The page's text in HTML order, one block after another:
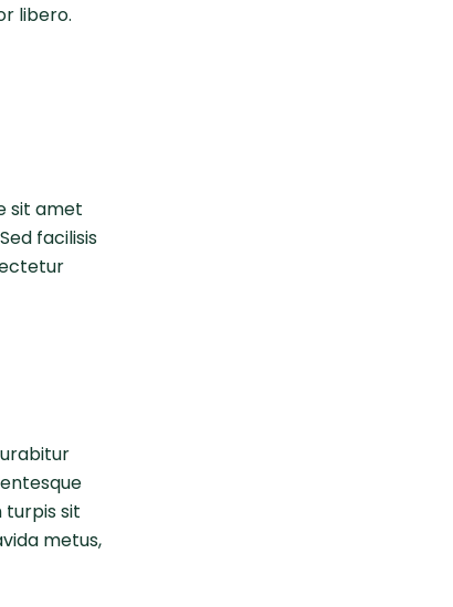
libero.
sit amet
facilisis
turpis sit
metus,